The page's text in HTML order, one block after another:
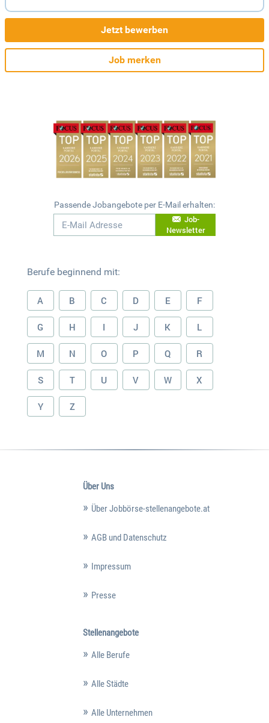
Jetzt bewerben
Job merken
Passende Jobangebote per E-Mail erhalten:
Job-
Newsletter
Berufe beginnend mit:
A B C D E F
G H I J K L
M N O P Q R
S T U V W X
Y Z
Über Uns
Über Jobbörse-stellenangebote.at
AGB und Datenschutz
Impressum
Presse
Stellenangebote
Alle Berufe
Alle Städte
Alle Unternehmen